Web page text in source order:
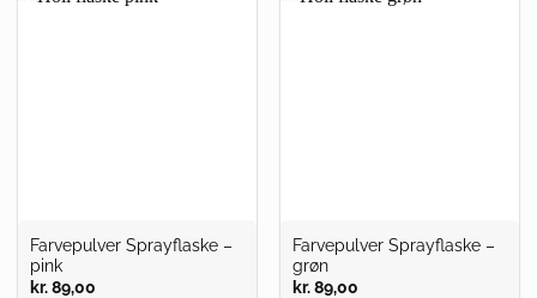
Farvepulver Sprayflaske –
pink
kr.89,00
Farvepulver Sprayflaske –
grøn
kr.89,00